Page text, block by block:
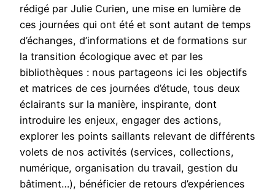
rédigé par Julie Curien, une mise en lumière de
ces journées qui ont été et sont autant de temps
d’échanges, d’informations et de formations sur
la transition écologique avec et par les
bibliothèques : nous partageons ici les objectifs
et matrices de ces journées d’étude, tous deux
éclairants sur la manière, inspirante, dont
introduire les enjeux, engager des actions,
explorer les points saillants relevant de différents
volets de nos activités (services, collections,
numérique, organisation du travail, gestion du
bâtiment…), bénéficier de retours d’expériences